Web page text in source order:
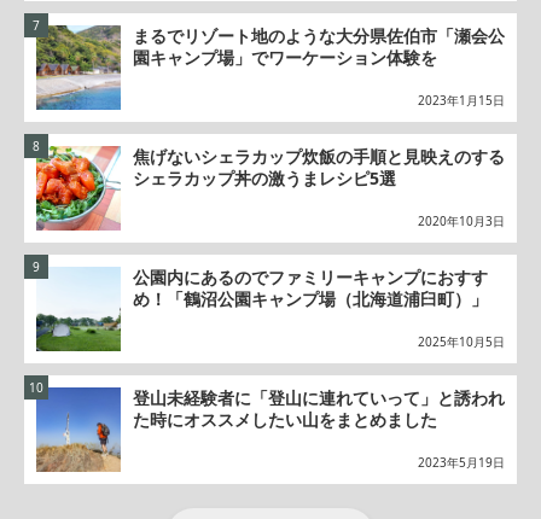
まるでリゾート地のような大分県佐伯市「瀬会公
園キャンプ場」でワーケーション体験を
2023年1月15日
焦げないシェラカップ炊飯の手順と見映えのする
シェラカップ丼の激うまレシピ5選
2020年10月3日
公園内にあるのでファミリーキャンプにおすす
め！「鶴沼公園キャンプ場（北海道浦臼町）」
2025年10月5日
登山未経験者に「登山に連れていって」と誘われ
た時にオススメしたい山をまとめました
2023年5月19日